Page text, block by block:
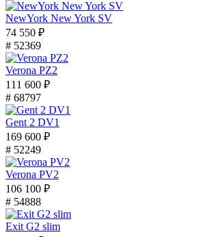
NewYork New York SV
74 550 ₽
# 52369
Verona PZ2
111 600 ₽
# 68797
Gent 2 DV1
169 600 ₽
# 52249
Verona PV2
106 100 ₽
# 54888
Exit G2 slim